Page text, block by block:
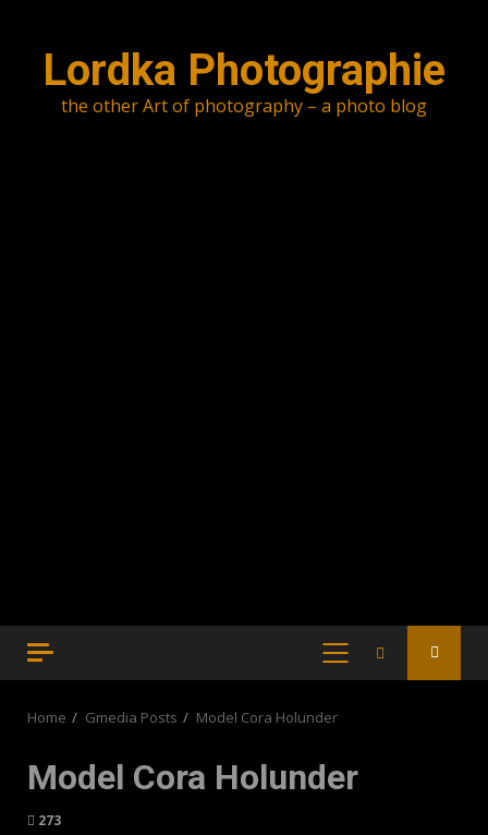
Lordka Photographie
the other Art of photography – a photo blog
PRIMARY
Home Gmedia Posts Model Cora Holunder
Model Cora Holunder
273